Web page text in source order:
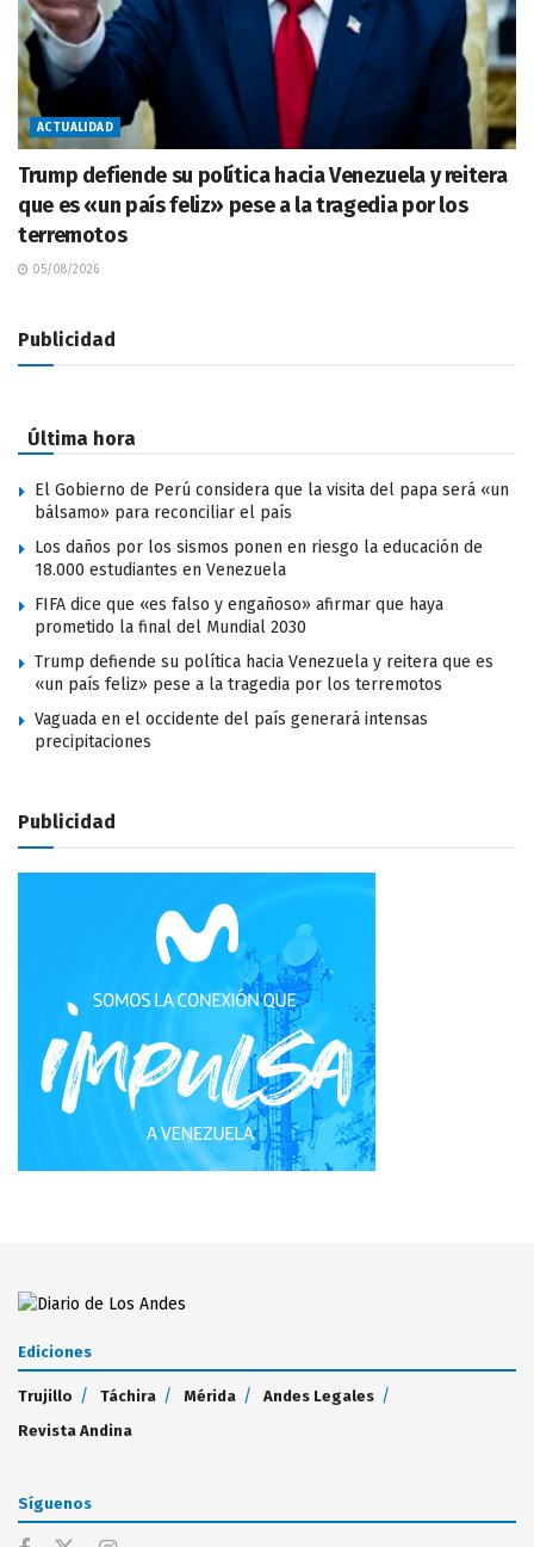
ACTUALIDAD
Trump defiende su política hacia Venezuela y reitera
que es «un país feliz» pese a la tragedia por los
terremotos
05/08/2026
Publicidad
Última hora
El Gobierno de Perú considera que la visita del papa será «un
bálsamo» para reconciliar el país
Los daños por los sismos ponen en riesgo la educación de
18.000 estudiantes en Venezuela
FIFA dice que «es falso y engañoso» afirmar que haya
prometido la final del Mundial 2030
Trump defiende su política hacia Venezuela y reitera que es
«un país feliz» pese a la tragedia por los terremotos
Vaguada en el occidente del país generará intensas
precipitaciones
Publicidad
Ediciones
Trujillo Táchira Mérida
Andes Legales
Revista Andina
Síguenos